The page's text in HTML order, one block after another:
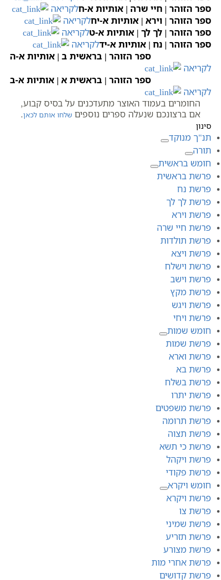
ספר הזוהר | חיי שרה | אותיות א-חלקריאה
ספר הזוהר | וירא | אותיות א-יחלקריאה
ספר הזוהר | לך לך | אותיות א-טלקריאה
ספר הזוהר | נח | אותיות א-ידלקריאה
ספר הזוהר | בראשית ב | אותיות א-ה
לקריאה
ספר הזוהר | בראשית א | אותיות א-ב
לקריאה
החומרים בעמוד האוצר מתעדכנים על בסיס קבוע,
אם ברצונכם שנעלה ספרים נוספים שלחו אותם לכאן.
סינון
תנ"ך מנוקד
תורה
חומש בראשית
פרשת בראשית
פרשת נח
פרשת לך לך
פרשת וירא
פרשת חיי שרה
פרשת תולדות
פרשת ויצא
פרשת וישלח
פרשת וישב
פרשת מקץ
פרשת ויגש
פרשת ויחי
חומש שמות
פרשת שמות
פרשת וארא
פרשת בא
פרשת בשלח
פרשת יתרו
פרשת משפטים
פרשת תרומה
פרשת תצוה
פרשת כי תשא
פרשת ויקהל
פרשת פקודי
חומש ויקרא
פרשת ויקרא
פרשת צו
פרשת שמיני
פרשת תזריע
פרשת מצורע
פרשת אחרי מות
פרשת קדושים